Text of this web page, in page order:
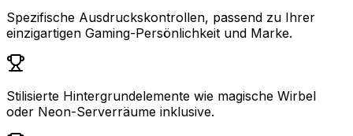
Spezifische Ausdruckskontrollen, passend zu Ihrer
einzigartigen Gaming-Persönlichkeit und Marke.
Stilisierte Hintergrundelemente wie magische Wirbel
oder Neon-Serverräume inklusive.